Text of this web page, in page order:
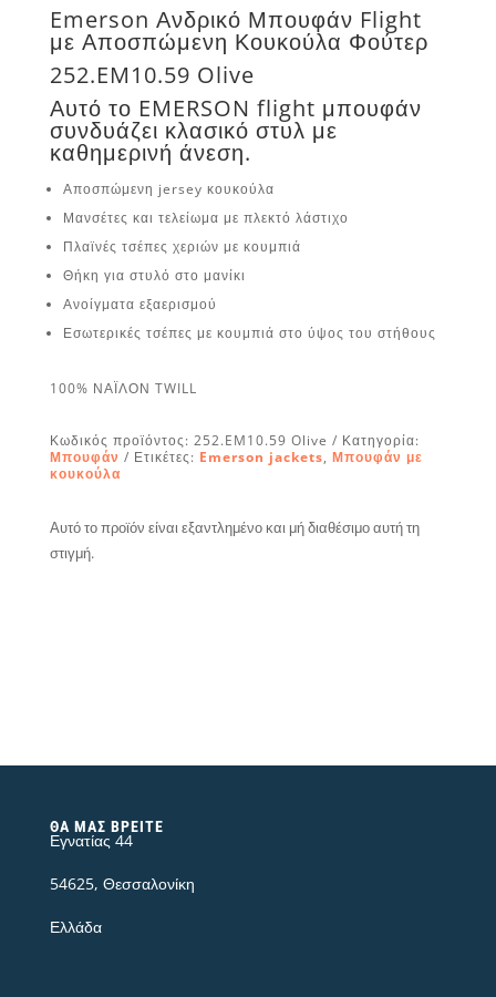
Emerson Ανδρικό Μπουφάν Flight
με Αποσπώμενη Κουκούλα Φούτερ
252.EM10.59 Olive
Αυτό το EMERSON flight μπουφάν
συνδυάζει κλασικό στυλ με
καθημερινή άνεση.
Αποσπώμενη jersey κουκούλα
Μανσέτες και τελείωμα με πλεκτό λάστιχο
Πλαϊνές τσέπες χεριών με κουμπιά
Θήκη για στυλό στο μανίκι
Ανοίγματα εξαερισμού
Εσωτερικές τσέπες με κουμπιά στο ύψος του στήθους
100% ΝΑΪΛΟΝ TWILL
Κωδικός προϊόντος: 252.EM10.59 Olive
Κατηγορία:
Μπουφάν
Ετικέτες: Emerson jackets, Μπουφάν με
κουκούλα
Αυτό το προϊόν είναι εξαντλημένο και μή διαθέσιμο αυτή τη
στιγμή.
ΘΑ ΜΑΣ ΒΡΕΊΤΕ
Εγνατίας 44
54625, Θεσσαλονίκη
Ελλάδα